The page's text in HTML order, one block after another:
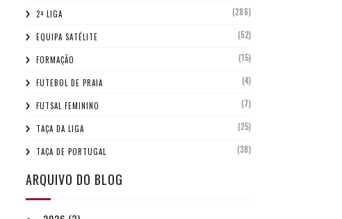
2ª LIGA (286)
EQUIPA SATÉLITE (52)
FORMAÇÃO (15)
FUTEBOL DE PRAIA (4)
FUTSAL FEMININO (7)
TAÇA DA LIGA (25)
TAÇA DE PORTUGAL (38)
ARQUIVO DO BLOG